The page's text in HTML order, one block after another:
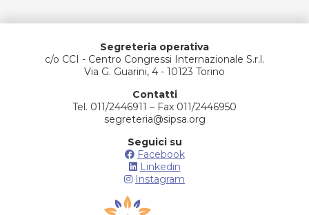
Segreteria operativa
c/o CCI - Centro Congressi Internazionale S.r.l.
Via G. Guarini, 4 - 10123 Torino
Contatti
Tel. 011/2446911 – Fax 011/2446950
segreteria@sipsa.org
Seguici su
Facebook
Linkedin
Instagram